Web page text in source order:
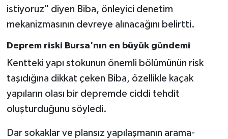
istiyoruz" diyen Biba, önleyici denetim
mekanizmasının devreye alınacağını belirtti.
Deprem riski Bursa'nın en büyük gündemi
Kentteki yapı stokunun önemli bölümünün risk
taşıdığına dikkat çeken Biba, özellikle kaçak
yapıların olası bir depremde ciddi tehdit
oluşturduğunu söyledi.
Dar sokaklar ve plansız yapılaşmanın arama-